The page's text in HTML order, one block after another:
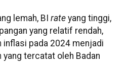
lemah, BI rate yang tinggi,
yang relatif rendah,
inflasi pada 2024 menjadi
tercatat oleh Badan